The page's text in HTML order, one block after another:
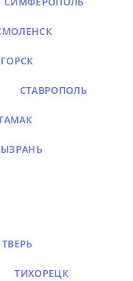
СТАВРОПОЛЬ
ТВЕРЬ
ТИХОРЕЦК